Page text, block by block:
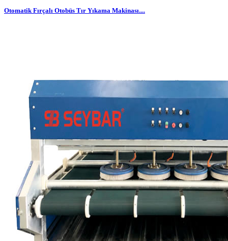
Otomatik Fırçalı Otobüs Tır Yıkama Makinası....